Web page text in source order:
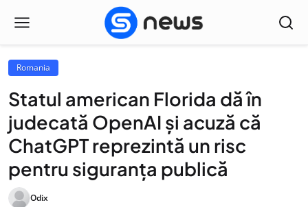
Romania
Statul american Florida dă în
judecată OpenAI și acuză că
ChatGPT reprezintă un risc
pentru siguranța publică
Odix